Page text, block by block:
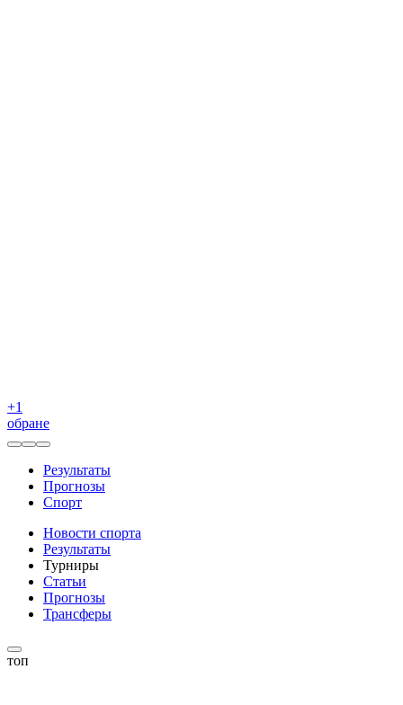
+1
обране
Результаты
Прогнозы
Спорт
Новости спорта
Результаты
Турниры
Статьи
Прогнозы
Трансферы
топ